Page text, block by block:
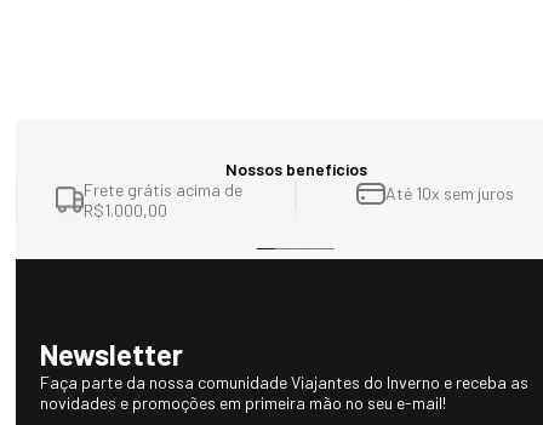
Nossos benefícios
Frete grátis acima de
R$1.000,00
Até 10x sem juros
Newsletter
Faça parte da nossa comunidade Viajantes do Inverno e receba as
novidades e promoções em primeira mão no seu e-mail!